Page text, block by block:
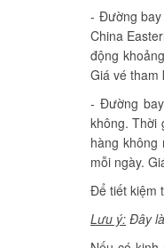
- Đường bay
China
động
Giá vé tham
- Đường
không. Thời
hàng không
mỗi ngày.
Để tiết kiệm
Lưu ý: Đây